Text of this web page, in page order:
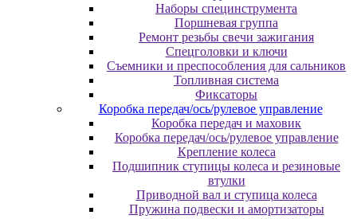
Наборы специнструмента
Поршневая группа
Ремонт резьбы свечи зажигания
Спецголовки и ключи
Съемники и преспособления для сальников
Топливная система
Фиксаторы
Коробка передач/ось/рулевое управление
Коробка передач и маховик
Коробка передач/ось/рулевое управление
Крепление колеса
Подшипник ступицы колеса и резиновые
втулки
Приводной вал и ступица колеса
Пружина подвески и амортизаторы